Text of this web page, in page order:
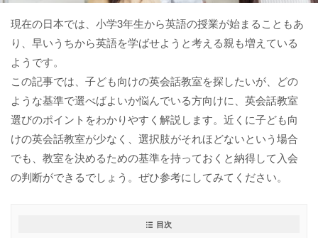
現在の日本では、小学3年生から英語の授業が始まることもあ
り、早いうちから英語を学ばせようと考える親も増えている
ようです。
この記事では、子ども向けの英会話教室を探したいが、どの
ような基準で選べばよいか悩んでいる方向けに、英会話教室
選びのポイントをわかりやすく解説します。近くに子ども向
けの英会話教室が少なく、選択肢がそれほどないという場合
でも、教室を決めるための基準を持っておくと納得して入会
の判断ができるでしょう。ぜひ参考にしてみてください。
目次